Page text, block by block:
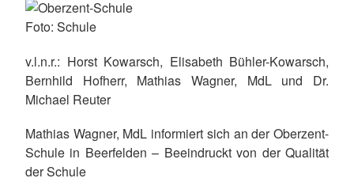
Foto: Schule
v.l.n.r.: Horst Kowarsch, Elisabeth Bühler-Kowarsch,
Bernhild Hofherr, Mathias Wagner, MdL und Dr.
Michael Reuter
Mathias Wagner, MdL informiert sich an der Oberzent-
Schule in Beerfelden – Beeindruckt von der Qualität
der Schule